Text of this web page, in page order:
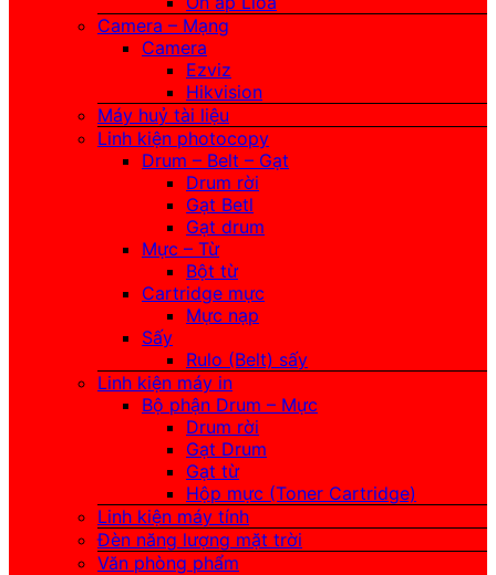
Camera – Mạng
Camera
Ezviz
Hikvision
Máy huỷ tài liệu
Linh kiện photocopy
Drum – Belt – Gạt
Drum rời
Gạt Betl
Gạt drum
Mực – Từ
Bột từ
Cartridge mực
Mực nạp
Sấy
Rulo (Belt) sấy
Linh kiện máy in
Bộ phận Drum – Mực
Drum rời
Gạt Drum
Gạt từ
Hộp mực (Toner Cartridge)
Linh kiện máy tính
Đèn năng lượng mặt trời
Văn phòng phẩm